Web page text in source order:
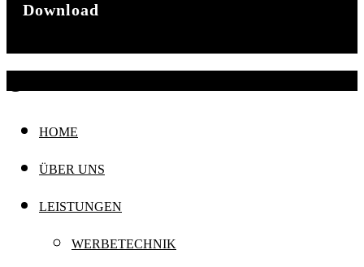
Download
HOME
ÜBER UNS
LEISTUNGEN
WERBETECHNIK